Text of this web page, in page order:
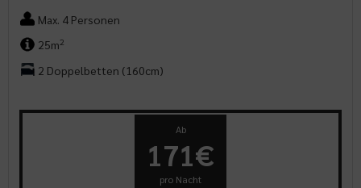
Max. 4 Personen
25m2
2 Doppelbetten (160cm)
Ab
171€
pro Nacht